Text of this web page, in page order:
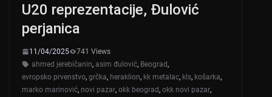
U20 reprezentacije, Đulović
perjanica
11/04/2025
741 Views
ahmed jerebičanin, asim đulović, Beograd,
evropsko prvenstvo, grčka, heraklion, kk metalac, kls, košarka,
marko marinović, novi pazar, okk beograd, okk novi pazar,